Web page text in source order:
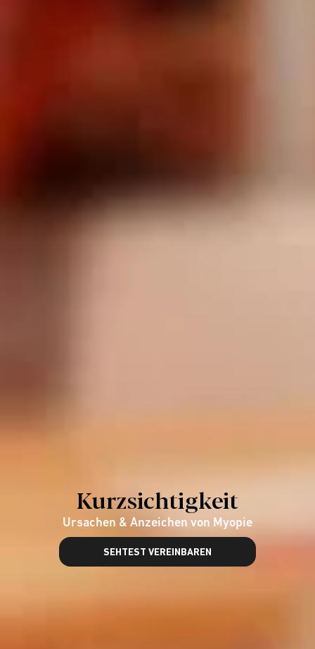
Kurzsichtigkeit
Ursachen & Anzeichen von Myopie
SEHTEST VEREINBAREN